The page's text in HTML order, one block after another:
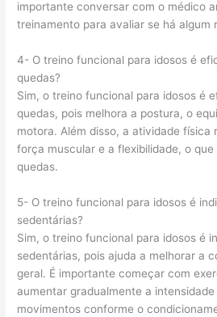
importante conversar com o médico
treinamento para avaliar se há algum
4- O treino funcional para idosos é
quedas?
Sim, o treino funcional para idosos é
quedas, pois melhora a postura, o
motora. Além disso, a atividade física
força muscular e a flexibilidade, o
quedas.
5- O treino funcional para idosos é
sedentárias?
Sim, o treino funcional para idosos é
sedentárias, pois ajuda a melhorar a
geral. É importante começar com
aumentar gradualmente a
movimentos conforme o